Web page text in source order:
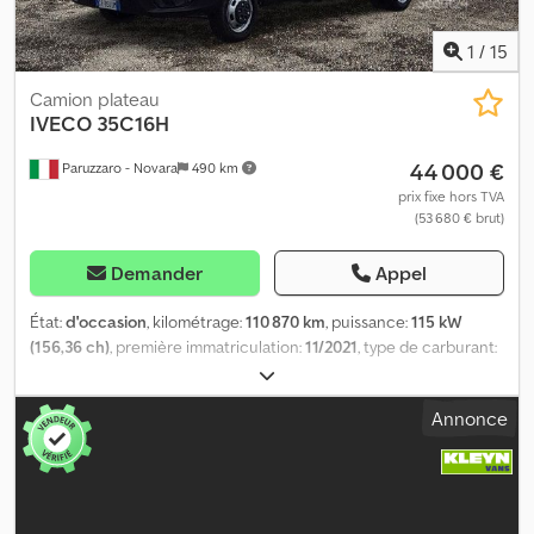
1 / 15
Paruzzaro - Novara 490 km
Camion plateau
IVECO 35C16H
44 000 €
prix fixe hors TVA
(53 680 € brut)
Demander Appel
État:d'occasion, kilométrage:110 870 km, puissance:115 kW
(156,36 ch), première immatriculation:11/2021, type de carburant:
4x2
couleur:blanc, type d'engrenage:mécanique, classe d'émission:
Euro 6, suspension:
, volume de l'espace
de chargement:
, longueur de l'espace de chargement:3 550
mm, largeur de l’espace de chargement:
, hauteur de
Annonce